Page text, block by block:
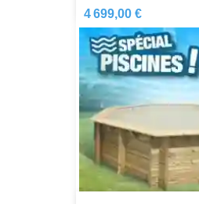
4 699,00 €